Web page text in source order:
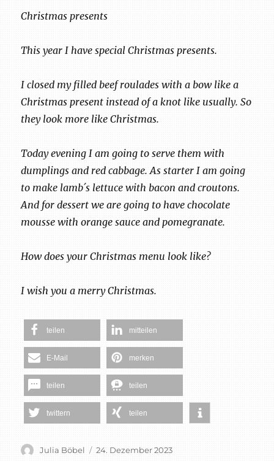
Christmas presents
This year I have special Christmas presents.
I closed my filled beef roulades with a bow like a
Christmas present instead of a knot like usually. So
they look more like Christmas.
Today evening I am going to serve them with
dumplings and red cabbage. As starter I am going
to make lamb´s lettuce with bacon and croutons.
And for dessert we are going to have chocolate
mousse with orange sauce and pomegranate.
How does your Christmas menu look like?
I wish you a merry Christmas.
teilen mitteilen
E-Mail merken
teilen teilen
twittern teilen
Autor
Julia Böbel
Veröffentlicht
24. Dezember 2023